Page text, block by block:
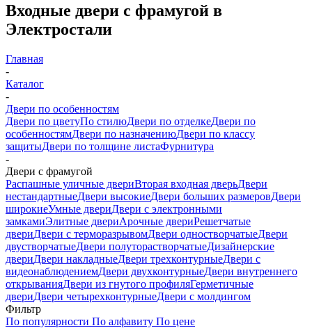
Входные двери с фрамугой в
Электростали
Главная
-
Каталог
-
Двери по особенностям
Двери по цветуПо стилюДвери по отделкеДвери по
особенностямДвери по назначениюДвери по классу
защитыДвери по толщине листаФурнитура
-
Двери с фрамугой
Распашные уличные двериВторая входная дверьДвери
нестандартныеДвери высокиеДвери больших размеровДвери
широкиеУмные двериДвери с электронными
замкамиЭлитные двериАрочные двериРешетчатые
двериДвери с терморазрывомДвери одностворчатыеДвери
двустворчатыеДвери полуторастворчатыеДизайнерские
двериДвери накладныеДвери трехконтурныеДвери с
видеонаблюдениемДвери двухконтурныеДвери внутреннего
открыванияДвери из гнутого профиляГерметичные
двериДвери четырехконтурныеДвери с молдингом
Фильтр
По популярности По алфавиту По цене